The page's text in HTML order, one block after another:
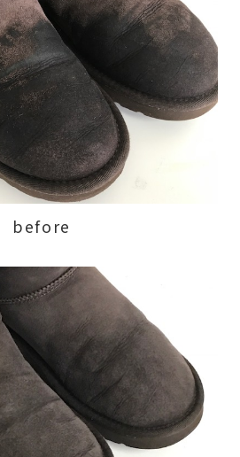
before